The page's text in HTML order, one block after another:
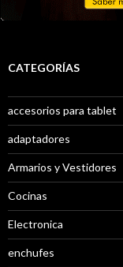
CATEGORÍAS
accesorios para tablet
adaptadores
Armarios y Vestidores
Cocinas
Electronica
enchufes